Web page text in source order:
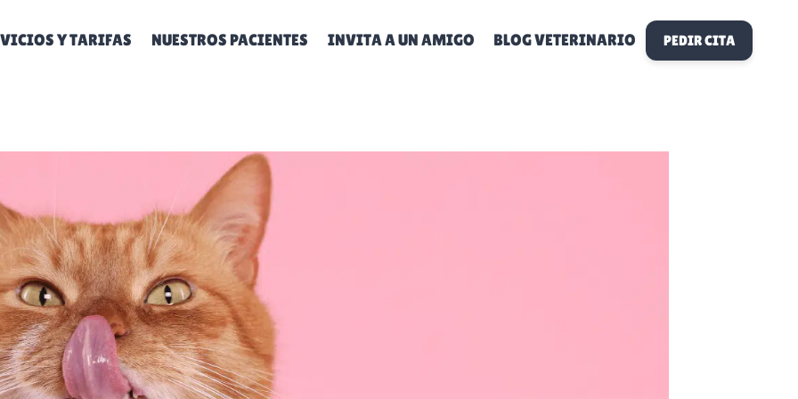
Y TARIFAS NUESTROS PACIENTES INVITA A UN AMIGO BLOG VETERINARIO PEDIR CITA